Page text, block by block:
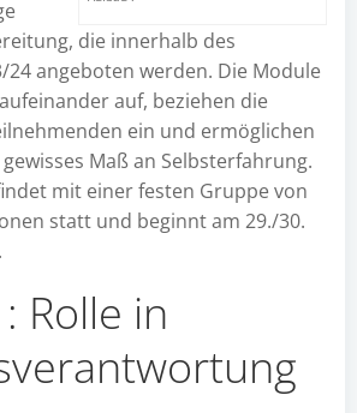
die innerhalb des
24 angeboten werden. Die Module
auf, beziehen die
ein und ermöglichen
Maß an Selbsterfahrung.
mit einer festen Gruppe von
statt und beginnt am 29./30.
Rolle in